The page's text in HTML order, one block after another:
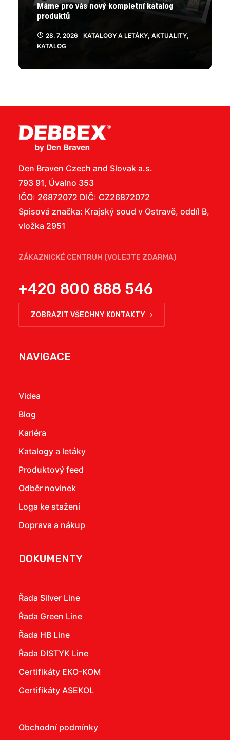
Máme pro vás nový kompletní katalog
produktů
28. 7. 2026 KATALOGY A LETÁKY, AKTUALITY,
KATALOG
Den Braven Czech and Slovak a.s.
793 91, Úvalno 353
IČO: 26872072 DIČ: CZ26872072
Spisová značka: Krajský soud v Ostravě, oddíl B,
vložka 2951
ZÁKAZNICKÉ CENTRUM (VOLEJTE ZDARMA)
+420 800 888 546
ZOBRAZIT VŠECHNY KONTAKTY
NAVIGACE
Videa
Blog
Kariéra
Katalogy a letáky
Produktový feed
Odběr novinek
Loga ke stažení
Doprava a nákup
DOKUMENTY
Řada Silver Line
Řada Green Line
Řada HB Line
Řada DISTYK Line
Certifikáty EKO-KOM
Certifikáty ASEKOL
Obchodní podmínky